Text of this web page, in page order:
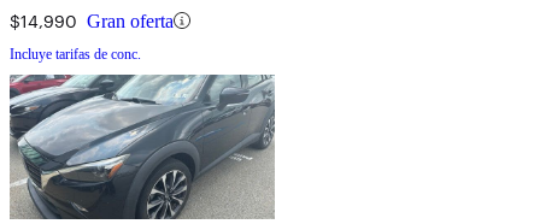
$14,990 Gran oferta
Incluye tarifas de conc.